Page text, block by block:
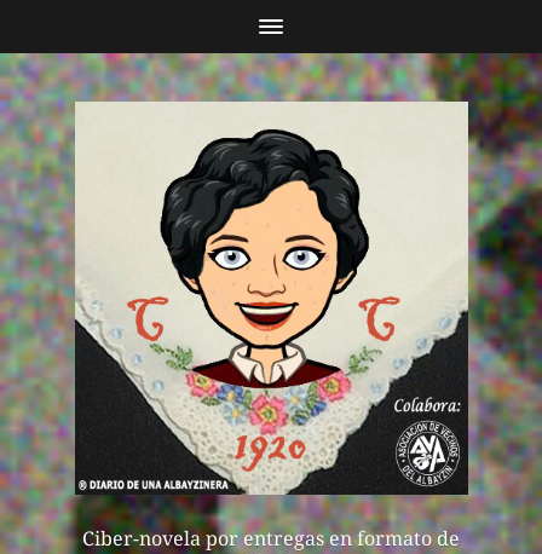
Ciber-novela por entregas en formato de